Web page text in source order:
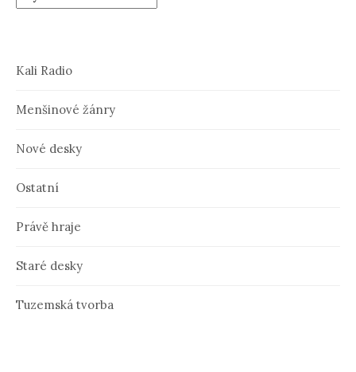
Kali Radio
Menšinové žánry
Nové desky
Ostatní
Právě hraje
Staré desky
Tuzemská tvorba